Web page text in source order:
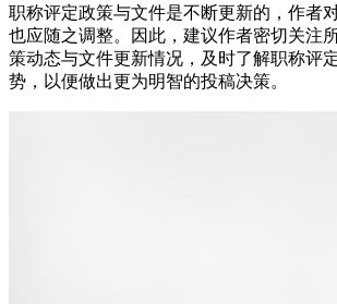
职称评定政策与文件是不断更新的，作者
也应随之调整。因此，建议作者密切关注
策动态与文件更新情况，及时了解职称评
势，以便做出更为明智的投稿决策。